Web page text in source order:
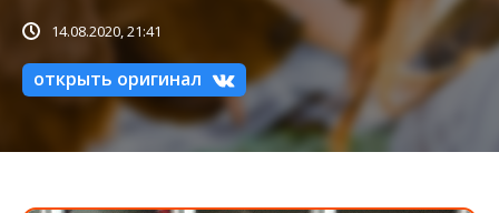
14.08.2020, 21:41
открыть оригинал